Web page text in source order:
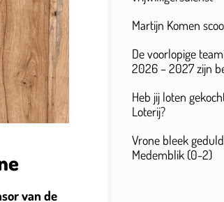
van de
Martijn Komen
De voorlopige
2026 – 2027 zijn
Heb jij loten
Loterij?
Vrone bleek
Medemblik (0-2)